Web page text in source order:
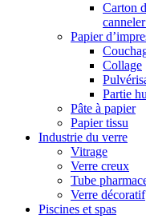
Carton
Papier
Collage
Partie
Pâte à papier
Papier tissu
Industrie du verre
Vitrage
Verre creux
Tube
Verre décoratif
Piscines et spas